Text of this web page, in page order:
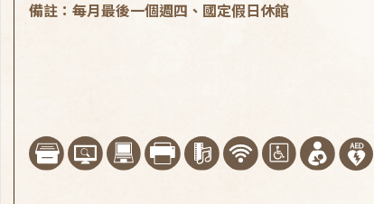
備註：每月最後一個週四、國定假日休館